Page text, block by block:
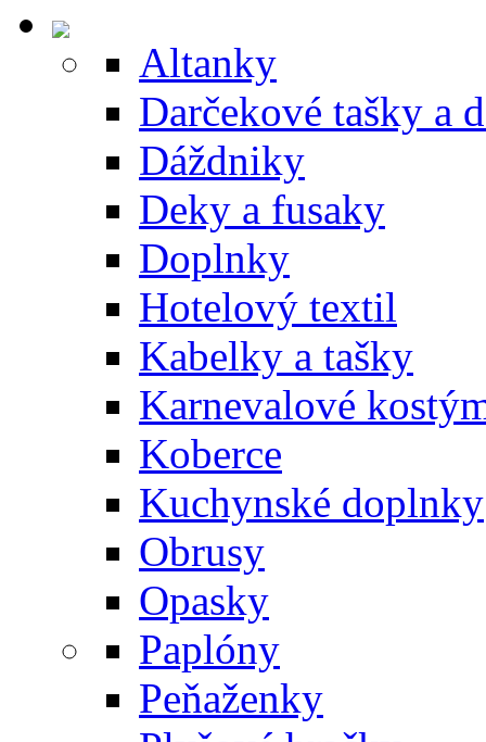
Altanky
Darčekové tašky a
Dáždniky
Deky a fusaky
Doplnky
Hotelový textil
Kabelky a tašky
Karnevalové
Koberce
Kuchynské doplnky
Obrusy
Opasky
Paplóny
Peňaženky